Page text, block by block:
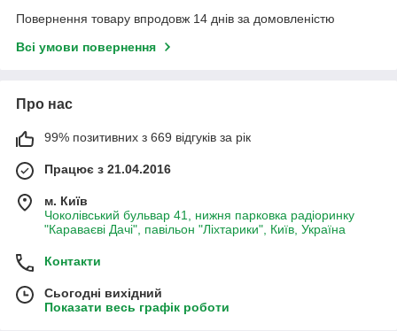
Повернення товару впродовж 14 днів за домовленістю
Всі умови повернення
Про нас
99% позитивних з 669 відгуків за рік
Працює з 21.04.2016
м. Київ
Чоколівський бульвар 41, нижня парковка радіоринку
"Караваєві Дачі", павільон "Ліхтарики", Київ, Україна
Контакти
Сьогодні вихідний
Показати весь графік роботи